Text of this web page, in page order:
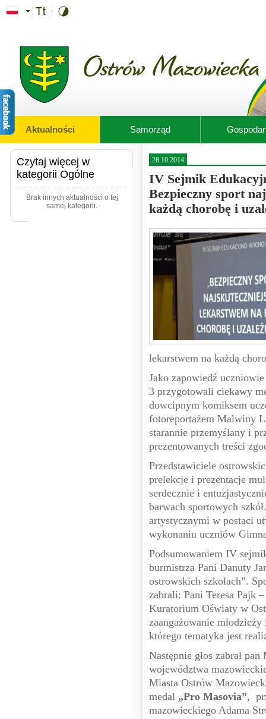
Przejdź do treści
Aktualności Samorząd
Czytaj więcej w
kategorii Ogólne
Brak innych aktualności o tej
samej kategorii.
28.10.2014
IV Sejmik
Bezpieczny sport
każdą chorobę i
lekarstwem na każdą
Jako zapowiedź
3 przygotowali ciekawy
dowcipnym komiksem
fotoreportażem Malwiny
starannie przemyślany i
prezentowanych treści
Przedstawiciele
prelekcje i prezentacje
serdecznie i
barwach sportowych
artystycznymi w postaci
wykonaniu uczniów
Podsumowaniem IV
burmistrza Pani Danuty
ostrowskich szkołach”.
zabrali: Pani Teresa Pajk
Kuratorium Oświaty w
zaangażowanie
którego tematyka jest
Następnie głos zabrał
województwa
Miasta Ostrów
medal „Pro Masovia”,
mazowieckiego Adama